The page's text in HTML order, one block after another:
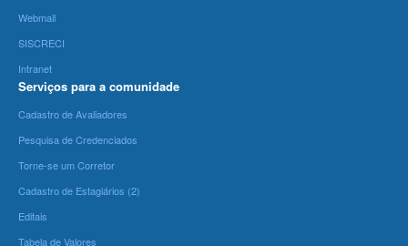
Webmail
SISCRECI
Intranet
Serviços para a comunidade
Cadastro de Avaliadores
Pesquisa de Credenciados
Torne-se um Corretor
Cadastro de Estagiários (2)
Editais
Tabela de Valores